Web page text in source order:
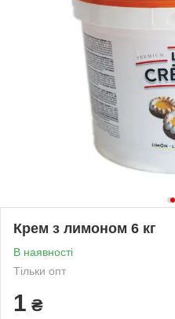
Крем з лимоном 6 кг
В наявності
Тільки опт
1 ₴